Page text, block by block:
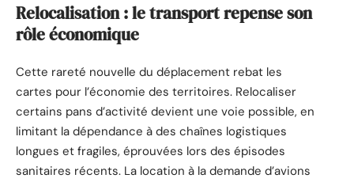
Relocalisation : le transport repense son
rôle économique
Cette rareté nouvelle du déplacement rebat les
cartes pour l’économie des territoires. Relocaliser
certains pans d’activité devient une voie possible, en
limitant la dépendance à des chaînes logistiques
longues et fragiles, éprouvées lors des épisodes
sanitaires récents. La location à la demande d’avions